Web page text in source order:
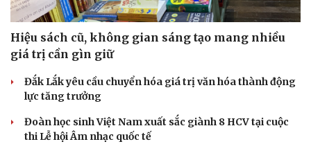
Hiệu sách cũ, không gian sáng tạo mang nhiều
giá trị cần gìn giữ
Đắk Lắk yêu cầu chuyển hóa giá trị văn hóa thành động
lực tăng trưởng
Đoàn học sinh Việt Nam xuất sắc giành 8 HCV tại cuộc
thi Lễ hội Âm nhạc quốc tế